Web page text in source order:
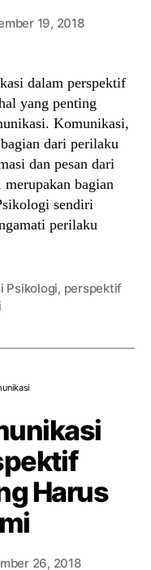
19, 2018
dalam perspektif
yang penting
Komunikasi,
dari perilaku
dan pesan dari
bagian
sendiri
perilaku
Psikologi, perspektif
Harus
26, 2018